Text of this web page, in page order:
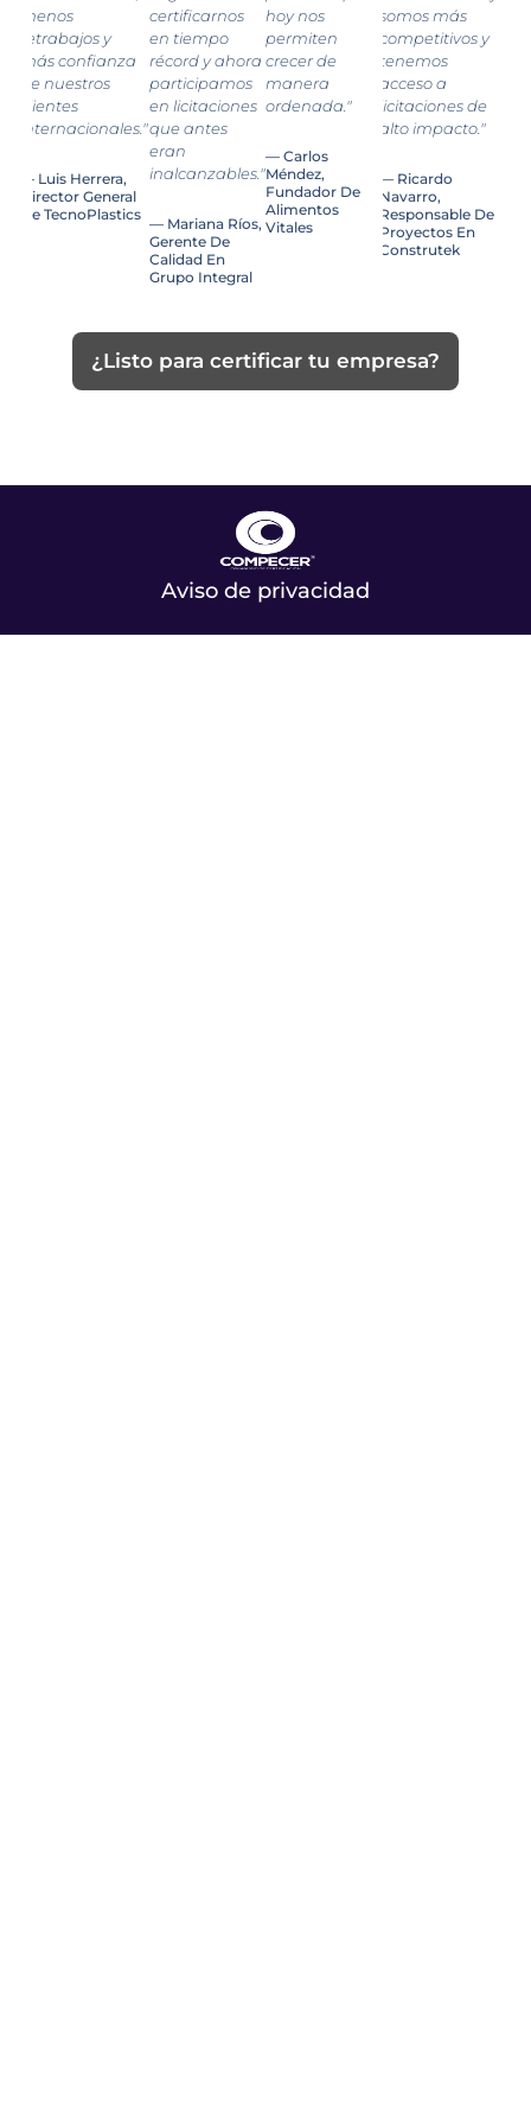
menos
retrabajos y
más confianza
de nuestros
clientes
internacionales."
— Luis Herrera,
Director General
De TecnoPlastics
certificarnos
en tiempo
récord y ahora
participamos
en licitaciones
que antes
eran
inalcanzables."
— Mariana Ríos,
Gerente De
Calidad En
Grupo Integral
hoy nos
permiten
crecer de
manera
ordenada."
— Carlos
Méndez,
Fundador De
Alimentos
Vitales
somos más
competitivos y
tenemos
acceso a
licitaciones de
alto impacto."
— Ricardo
Navarro,
Responsable De
Proyectos En
Construtek
¿Listo para certificar tu empresa?
Aviso de privacidad